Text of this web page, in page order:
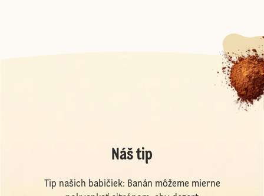
Náš tip
Tip našich babičiek: Banán môžeme mierne